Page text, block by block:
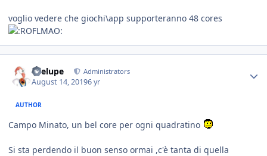
voglio vedere che giochi\app supporteranno 48 cores
Toelupe Administrators
August 14, 20196 yr
AUTHOR
Campo Minato, un bel core per ogni quadratino
Si sta perdendo il buon senso ormai ,c'è tanta di quella